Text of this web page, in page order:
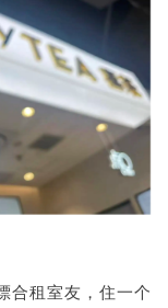
合租室友，住一个